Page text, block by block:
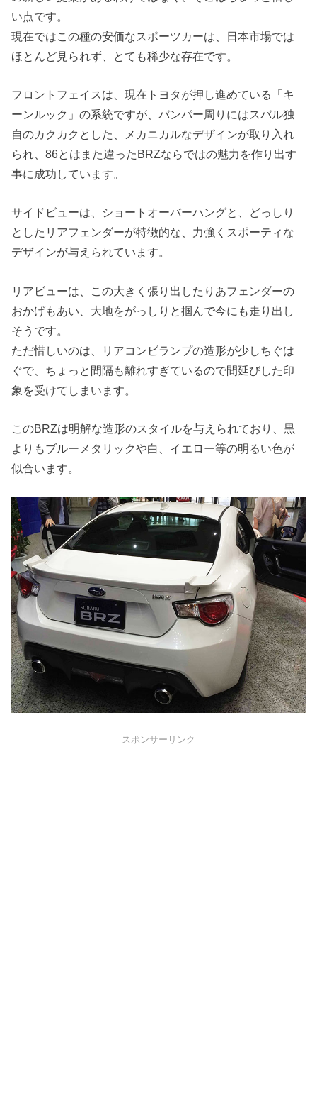
い点です。
現在ではこの種の安価なスポーツカーは、日本市場では
ほとんど見られず、とても稀少な存在です。
フロントフェイスは、現在トヨタが押し進めている「キ
ーンルック」の系統ですが、バンパー周りにはスバル独
自のカクカクとした、メカニカルなデザインが取り入れ
られ、86とはまた違ったBRZならではの魅力を作り出す
事に成功しています。
サイドビューは、ショートオーバーハングと、どっしり
としたリアフェンダーが特徴的な、力強くスポーティな
デザインが与えられています。
リアビューは、この大きく張り出したりあフェンダーの
おかげもあい、大地をがっしりと掴んで今にも走り出し
そうです。
ただ惜しいのは、リアコンビランプの造形が少しちぐは
ぐで、ちょっと間隔も離れすぎているので間延びした印
象を受けてしまいます。
このBRZは明解な造形のスタイルを与えられており、黒
よりもブルーメタリックや白、イエロー等の明るい色が
似合います。
スポンサーリンク